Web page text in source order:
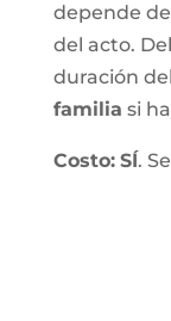
depende
del acto.
duración
familia si
Costo: SÍ.